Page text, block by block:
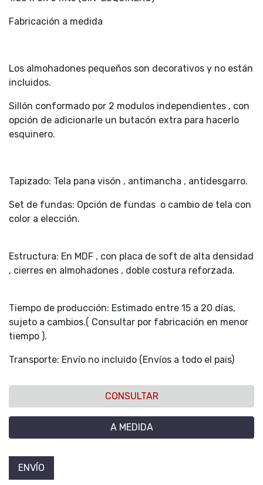
Fabricación a medida
Los almohadones pequeños son decorativos y no están
incluidos.
Sillón conformado por 2 modulos independientes , con
opción de adicionarle un butacón extra para hacerlo
esquinero.
Tapizado: Tela pana visón , antimancha , antidesgarro.
Set de fundas: Opción de fundas o cambio de tela con
color a elección.
Estructura: En MDF , con placa de soft de alta densidad
, cierres en almohadones , doble costura reforzada.
Tiempo de producción: Estimado entre 15 a 20 días,
sujeto a cambios.( Consultar por fabricación en menor
tiempo ).
Transporte: Envío no incluido (Envíos a todo el pais)
CONSULTAR
A MEDIDA
ENVÍO